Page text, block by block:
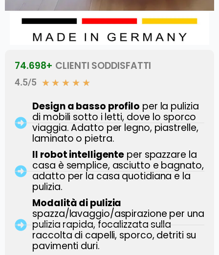
74.698+ CLIENTI SODDISFATTI
4.5/5 ★ ★ ★ ★ ★
Design a basso profilo per la pulizia
di mobili sotto i letti, dove lo sporco
viaggia. Adatto per legno, piastrelle,
laminato o pietra.
Il robot intelligente per spazzare la
casa è semplice, asciutto e bagnato,
adatto per la casa quotidiana e la
pulizia.
Modalità di pulizia
spazza/lavaggio/aspirazione per una
pulizia rapida, focalizzata sulla
raccolta di capelli, sporco, detriti su
pavimenti duri.